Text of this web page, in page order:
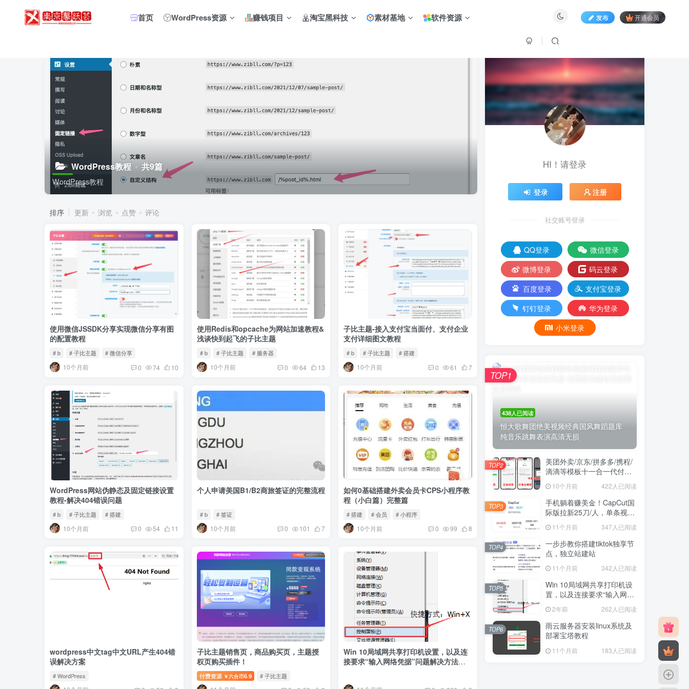
首页 WordPress资源 赚钱项目 淘宝黑科技 素材基地 软件资源 发布 开通会员
WordPress教程 共9篇
WordPress教程
排序 更新 浏览 点赞 评论
使用微信JSSDK分享实现微信分享有图
的配置教程
# b # 子比主题 # 微信分享
10个月前 0 74 10
使用Redis和opcache为网站加速教程&
浅谈快到起飞的子比主题
# b # 子比主题 # 服务器
10个月前 0 64 13
子比主题-接入支付宝当面付、支付企业
支付详细图文教程
# b # 子比主题 # 搭建
10个月前 0 61 7
WordPress网站伪静态及固定链接设置
教程-解决404错误问题
# b # 子比主题 # 搭建
10个月前 0 54 11
个人申请美国B1/B2商旅签证的完整流程
# b # 签证
10个月前 0 101 7
如何0基础搭建外卖会员卡CPS小程序教
程（小白篇）完整篇
# 搭建 # 会员 # 小程序
10个月前 0 99 8
wordpress中文tag中文URL产生404错
误解决方案
# WordPress
子比主题销售页，商品购买页，主题授
权页购买插件！
付费资源 ￥六合币6.9 # 子比主题
Win 10局域网共享打印机设置，以及连
接要求“输入网络凭据”问题解决方法总
HI！请登录
登录 注册
社交账号登录
QQ登录
微信登录
微博登录
码云登录
百度登录
支付宝登录
钉钉登录
华为登录
小米登录
438人已阅读
恒大歌舞团绝美视频经典国风舞蹈题库
纯音乐跳舞表演高清无损
TOP1
美团外卖/京东/拼多多/携程/
滴滴等模板十一合一代付系
统搭建教程
10个月前 422人已阅读
TOP2
手机躺着赚美金！CapCut国
际版拉新25刀/人，单条视频
变现2万刀
11个月前 347人已阅读
TOP3
一步步教你搭建tiktok独享节
点，独立站建站
11个月前 342人已阅读
TOP4
Win 10局域网共享打印机设
置，以及连接要求“输入网络
凭据”问题解决方法总结
2年前 262人已阅读
TOP5
雨云服务器安装linux系统及
部署宝塔教程
11个月前 183人已阅读
TOP6